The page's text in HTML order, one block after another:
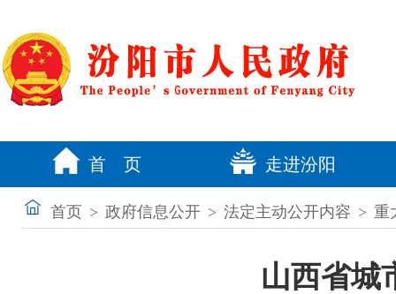
首 页 走进汾阳
首页 > 政府信息公开 > 法定主动公开内容 > 重
山西省城